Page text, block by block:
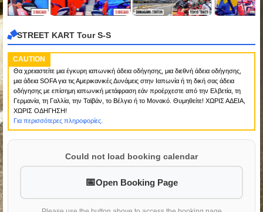
STREET KART Tour S-S
CAUTION
Θα χρειαστείτε μια έγκυρη ιαπωνική άδεια οδήγησης, μια διεθνή άδεια οδήγησης,
μια άδεια SOFA για τις Αμερικανικές Δυνάμεις στην Ιαπωνία ή τη δική σας άδεια
οδήγησης με επίσημη ιαπωνική μετάφραση εάν προέρχεστε από την Ελβετία, τη
Γερμανία, τη Γαλλία, την Ταϊβάν, το Βέλγιο ή το Μονακό. Θυμηθείτε! ΧΩΡΙΣ ΑΔΕΙΑ,
ΧΩΡΙΣ ΟΔΗΓΗΣΗ!
Για περισσότερες πληροφορίες.
Could not load booking calendar
Open Booking Page